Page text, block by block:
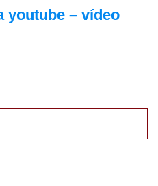
youtube – vídeo